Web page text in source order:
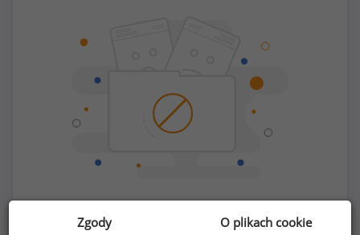
Chcesz porównać swoje zarobki z innymi?
Zgody O plikach cookie